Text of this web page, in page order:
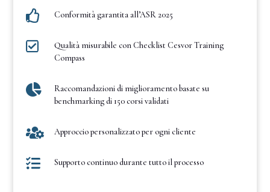
 Conformità garantita all’ASR 2025

Qualità misurabile con Checklist Cesvor Training
Compass

Raccomandazioni di miglioramento basate su
benchmarking di 150 corsi validati
 Approccio personalizzato per ogni cliente
 Supporto continuo durante tutto il processo